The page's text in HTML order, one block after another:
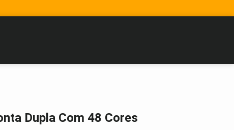
Dupla Com 48 Cores